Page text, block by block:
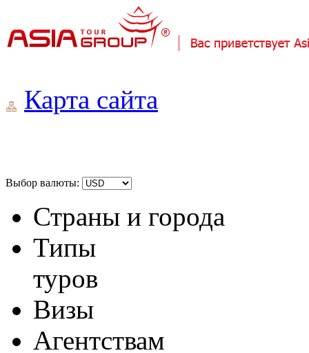
Карта сайта
Выбор валюты:
Страны и города
Типы
туров
Визы
Агентствам